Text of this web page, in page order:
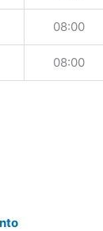
08:00
08:00